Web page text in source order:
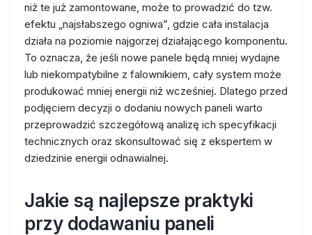
niż te już zamontowane, może to prowadzić do tzw.
efektu „najsłabszego ogniwa”, gdzie cała instalacja
działa na poziomie najgorzej działającego komponentu.
To oznacza, że jeśli nowe panele będą mniej wydajne
lub niekompatybilne z falownikiem, cały system może
produkować mniej energii niż wcześniej. Dlatego przed
podjęciem decyzji o dodaniu nowych paneli warto
przeprowadzić szczegółową analizę ich specyfikacji
technicznych oraz skonsultować się z ekspertem w
dziedzinie energii odnawialnej.
Jakie są najlepsze praktyki
przy dodawaniu paneli